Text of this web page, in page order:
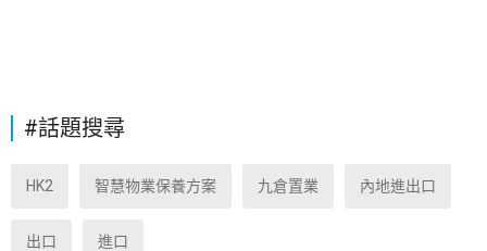
#話題搜尋
HK2 智慧物業保養方案 九倉置業 內地進出口
出口 進口